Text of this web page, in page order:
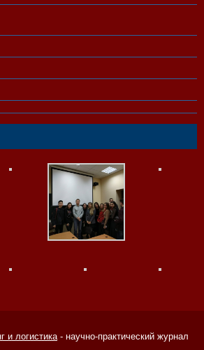
и логистика- научно-практический журнал